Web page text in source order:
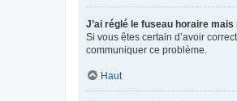
J’ai réglé le fuseau horaire
Si vous êtes certain d’avoir
communiquer ce problème.
Haut